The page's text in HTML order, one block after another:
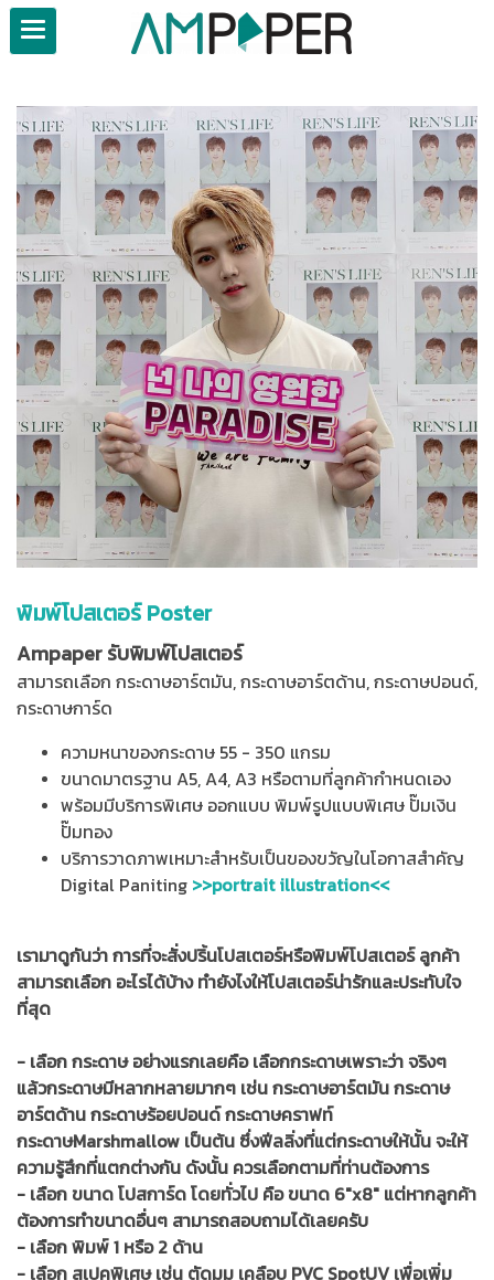
พิมพ์โปสเตอร์ Poster
Ampaper รับพิมพ์โปสเตอร์
สามารถเลือก กระดาษอาร์ตมัน, กระดาษอาร์ตด้าน, กระดาษปอนด์,
กระดาษการ์ด
ความหนาของกระดาษ 55 - 350 แกรม
ขนาดมาตรฐาน A5, A4, A3 หรือตามที่ลูกค้ากำหนดเอง
พร้อมมีบริการพิเศษ ออกแบบ พิมพ์รูปแบบพิเศษ ปั๊มเงิน
ปั๊มทอง
บริการวาดภาพเหมาะสำหรับเป็นของขวัญในโอกาสสำคัญ
Digital Paniting >>portrait illustration<<
เรามาดูกันว่า การที่จะสั่งปริ้นโปสเตอร์หรือพิมพ์โปสเตอร์ ลูกค้า
สามารถเลือก อะไรได้บ้าง ทำยังไงให้โปสเตอร์น่ารักและประทับใจ
ที่สุด
- เลือก กระดาษ อย่างแรกเลยคือ เลือกกระดาษเพราะว่า จริงๆ
แล้วกระดาษมีหลากหลายมากๆ เช่น กระดาษอาร์ตมัน กระดาษ
อาร์ตด้าน กระดาษร้อยปอนด์ กระดาษคราฟท์
กระดาษMarshmallow เป็นต้น ซึ่งฟีลลิ่งที่แต่กระดาษให้นั้น จะให้
ความรู้สึกที่แตกต่างกัน ดังนั้น ควรเลือกตามที่ท่านต้องการ
- เลือก ขนาด โปสการ์ด โดยทั่วไป คือ ขนาด 6"x8" แต่หากลูกค้า
ต้องการทำขนาดอื่นๆ สามารถสอบถามได้เลยครับ
- เลือก พิมพ์ 1 หรือ 2 ด้าน
- เลือก สเปคพิเศษ เช่น ตัดมุม เคลือบ PVC SpotUV เพื่อเพิ่ม